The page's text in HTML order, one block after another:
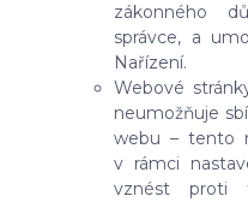
zákonného
správce, a
Nařízení.
Webové
neumožňuje
webu – tento
v rámci
vznést proti